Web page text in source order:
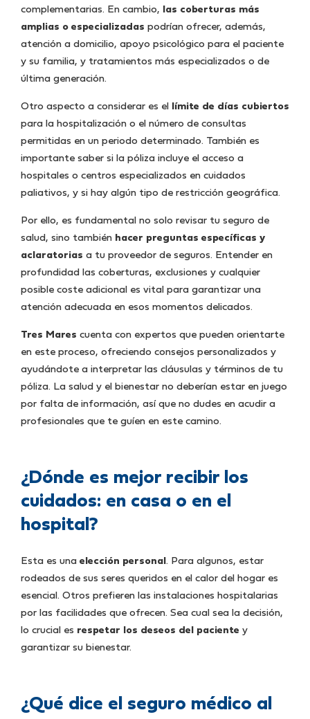
complementarias. En cambio,
las coberturas más
amplias o especializadas podrían ofrecer, además,
atención a domicilio, apoyo psicológico para el paciente
y su familia, y tratamientos más especializados o de
última generación.
Otro aspecto a considerar es el
límite de días cubiertos
para la hospitalización o el número de consultas
permitidas en un periodo determinado. También es
importante saber si la póliza incluye el acceso a
hospitales o centros especializados en cuidados
paliativos, y si hay algún tipo de restricción geográfica.
Por ello, es fundamental no solo revisar tu seguro de
salud, sino también hacer preguntas específicas y
aclaratorias a tu proveedor de seguros. Entender en
profundidad las coberturas, exclusiones y cualquier
posible coste adicional es vital para garantizar una
atención adecuada en esos momentos delicados.
Tres Mares cuenta con expertos que pueden orientarte
en este proceso, ofreciendo consejos personalizados y
ayudándote a interpretar las cláusulas y términos de tu
póliza. La salud y el bienestar no deberían estar en juego
por falta de información, así que no dudes en acudir a
profesionales que te guíen en este camino.
¿Dónde es mejor recibir los
cuidados: en casa o en el
hospital?
Esta es una elección personal . Para algunos, estar
rodeados de sus seres queridos en el calor del hogar es
esencial. Otros prefieren las instalaciones hospitalarias
por las facilidades que ofrecen. Sea cual sea la decisión,
lo crucial es respetar los deseos del paciente y
garantizar su bienestar.
¿Qué dice el seguro médico al